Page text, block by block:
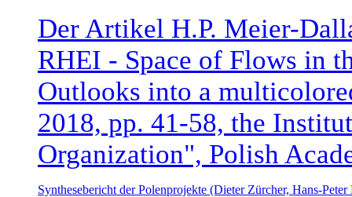
Der Artikel H.P. Meier-
RHEI - Space of Flows in
Outlooks into a
2018, pp. 41-58, the
Organization", Polish
Synthesebericht der Polenprojekte (Dieter Zürcher, Hans-